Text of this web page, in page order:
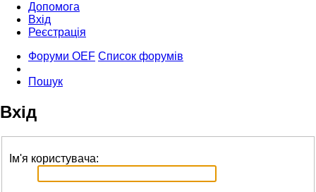
Допомога
Вхід
Реєстрація
Форуми OEF Список форумів
Пошук
Вхід
Ім'я користувача: